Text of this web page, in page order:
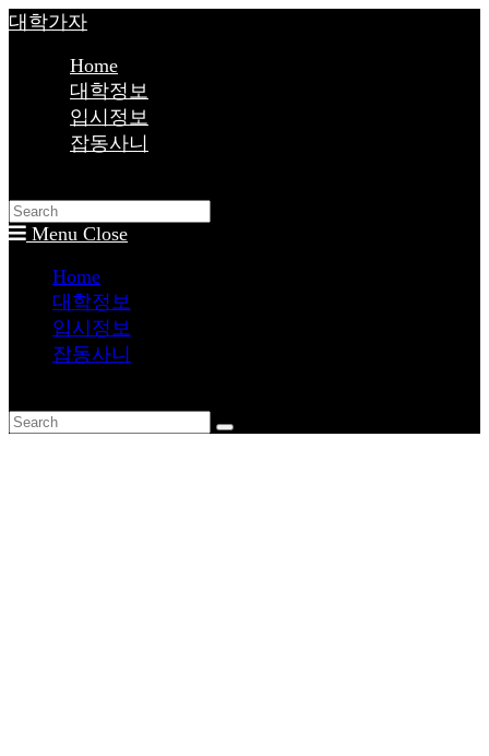
Skip
대학가자
Home
대학정보
입시정보
잡동사니
Menu Close
Home
대학정보
입시정보
잡동사니
search